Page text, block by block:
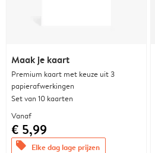
Maak je kaart
Premium kaart met keuze uit 3
papierafwerkingen
Set van 10 kaarten
Vanaf
€ 5,99
offers Elke dag lage prijzen